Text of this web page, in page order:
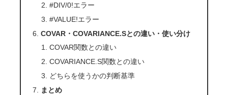
#DIV/0!エラー
#VALUE!エラー
COVAR・COVARIANCE.Sとの違い・使い分け
COVAR関数との違い
COVARIANCE.S関数との違い
どちらを使うかの判断基準
まとめ